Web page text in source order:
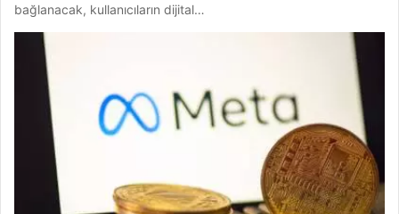
bağlanacak, kullanıcıların dijital…